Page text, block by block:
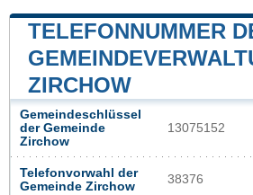
TELEFONNUMMER
ZIRCHOW
Gemeindeschlüssel
der Gemeinde
Zirchow
13075152
Telefonvorwahl der
Gemeinde Zirchow
38376